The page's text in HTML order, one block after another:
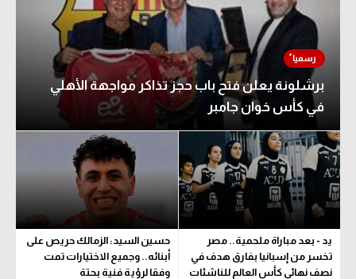
برشلونة يعلن فتح باب حجز تذاكر مواجهة الأهلي
في كأس خوان جامبر
يد - بعد مباراة ملحمية.. مصر
تخسر من إسبانيا بفارق هدف في
نصف نهائي كأس العالم للناشئات
حسين السيد: الزمالك حريص على
أبنائه.. وجميع الاختيارات تمت
وفقا لرؤية فنية بحتة